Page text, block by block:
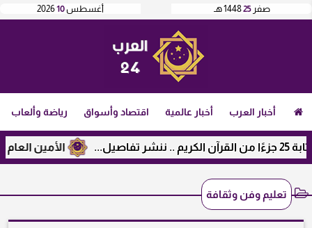
أغسطس10
2026 صفر 251448 هـ
أخبار العرب أخبار عالمية اقتصاد وأسواق رياضة وألعاب
الأمين العام
تعليم وفن وثقافة